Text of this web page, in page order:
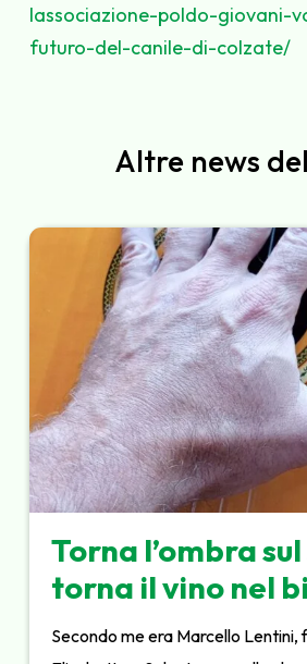
lassociazione-poldo-giovani-
futuro-del-canile-di-colzate/
Altre news
Torna l’ombra
torna il vino nel
Secondo me era Marcello Lentini,